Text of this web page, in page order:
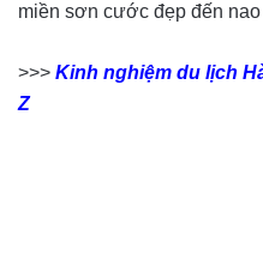
miền sơn cước đẹp đến nao
>>> Kinh nghiệm du lịch
Z